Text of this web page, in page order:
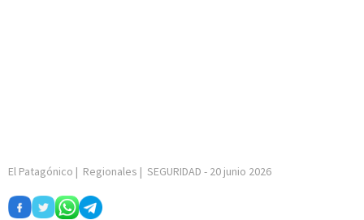
El Patagónico | Regionales | SEGURIDAD - 20 junio 2026